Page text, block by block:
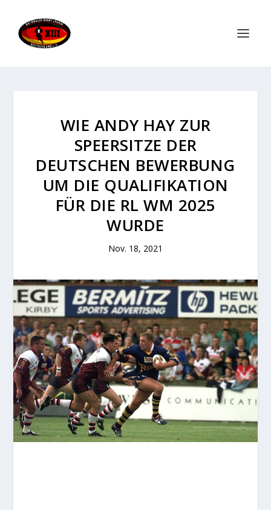
WIE ANDY HAY ZUR
SPEERSITZE DER
DEUTSCHEN BEWERBUNG
UM DIE QUALIFIKATION
FÜR DIE RL WM 2025
WURDE
Nov. 18, 2021